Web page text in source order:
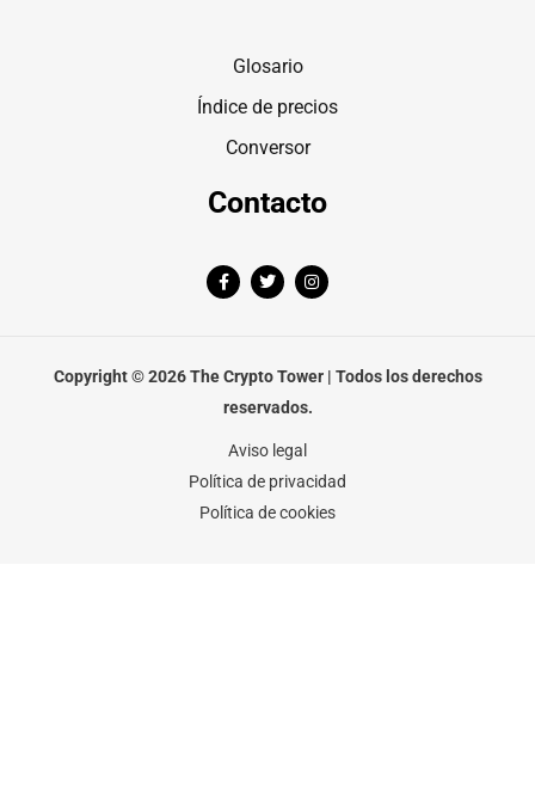
Glosario
Índice de precios
Conversor
Contacto
F
a
o
-
T
w
r
I
n
r
m
Copyright © 2026 The Crypto Tower | Todos los derechos
reservados.
Aviso legal
Política de privacidad
Política de cookies